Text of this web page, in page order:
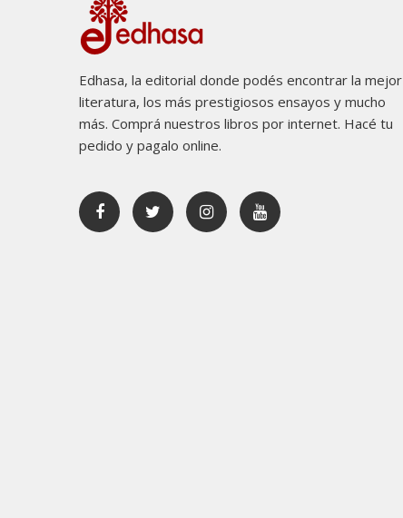
Edhasa, la editorial donde podés encontrar la mejor
literatura, los más prestigiosos ensayos y mucho
más. Comprá nuestros libros por internet. Hacé tu
pedido y pagalo online.